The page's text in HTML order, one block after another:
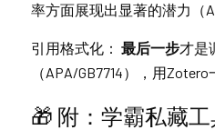
率方面展现出显著的潜力（
引用格式化： 最后一步才是
（APA/GB7714），用
🎁 附：学霸私藏